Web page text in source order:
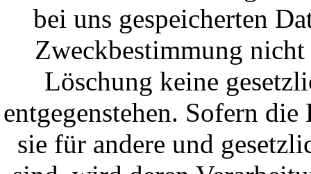
bei uns gespeicherten
Zweckbestimmung
Löschung keine
entgegenstehen. Sofern
sie für andere und